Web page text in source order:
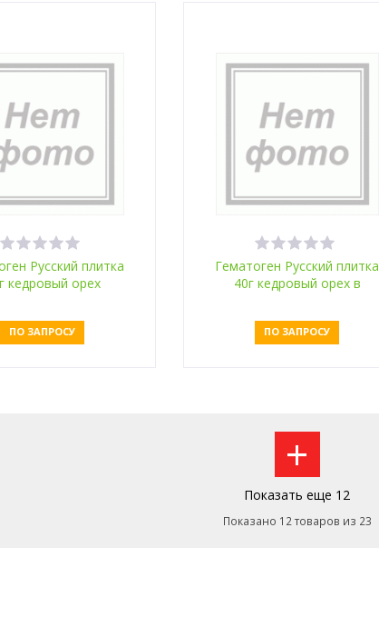
Русский плитка
кедровый орех
ПО ЗАПРОСУ
Гематоген Русский плитка
40г кедровый орех в
ПО ЗАПРОСУ
+
Показать еще 12
Показано 12 товаров из 23